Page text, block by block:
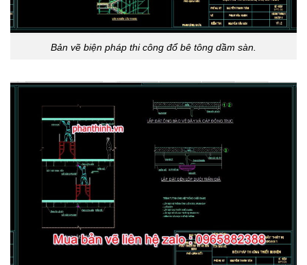
Bản vẽ biện pháp thi công đổ bê tông dầm sàn.